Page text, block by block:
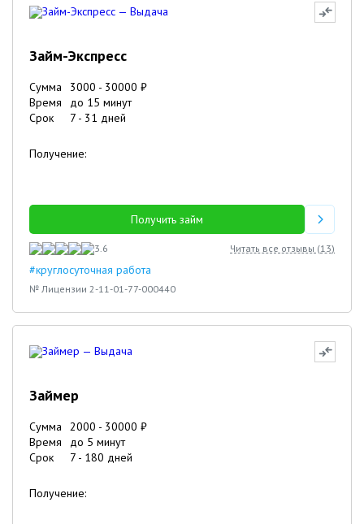
Займ-Экспресс
Сумма 3000 - 30000 ₽
Время
до 15 минут
Срок
7 - 31 дней
Получение:
Получить займ
3.6 Читать все отзывы (13)
#круглосуточная работа
№ Лицензии 2-11-01-77-000440
Займер
Сумма 2000 - 30000 ₽
Время
до 5 минут
Срок
7 - 180 дней
Получение: